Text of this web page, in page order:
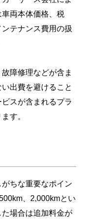
両本体価格、税
テナンス費用の扱
障修理などが含ま
出費を避けること
スが含まれるプラ
す。
ちな重要なポイン
、2,000kmとい
場合は追加料金が